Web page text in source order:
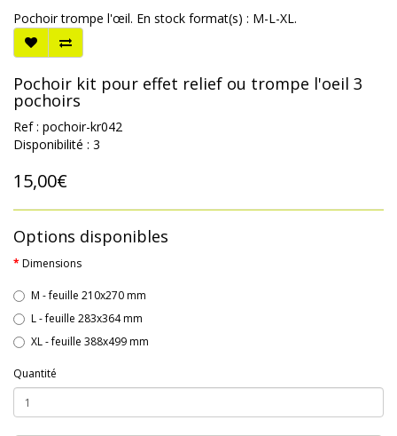
Pochoir trompe l'œil. En stock format(s) : M-L-XL.
Pochoir kit pour effet relief ou trompe l'oeil 3
pochoirs
Ref : pochoir-kr042
Disponibilité : 3
15,00€
Options disponibles
Dimensions
M - feuille 210x270 mm
L - feuille 283x364 mm
XL - feuille 388x499 mm
Quantité